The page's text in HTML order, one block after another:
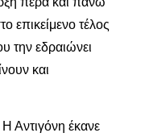
επικείμενο τέλος
την εδραιώνει
και
Η Αντιγόνη έκανε